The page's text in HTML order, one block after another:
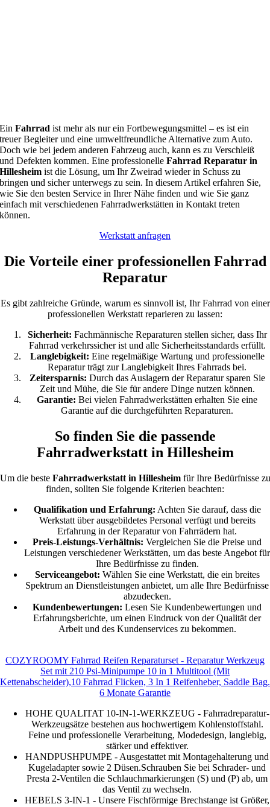
EinFahrrad ist mehr als nur ein Fortbewegungsmittel – es ist ein
treuer Begleiter und eine umweltfreundliche Alternative zum Auto.
Doch wie bei jedem anderen Fahrzeug auch, kann es zu Verschleiß
und Defekten kommen. Eine professionelleFahrrad Reparatur in
Hillesheim ist die Lösung, um Ihr Zweirad wieder in Schuss zu
bringen und sicher unterwegs zu sein. In diesem Artikel erfahren Sie,
wie Sie den besten Service in Ihrer Nähe finden und wie Sie ganz
einfach mit verschiedenen Fahrradwerkstätten in Kontakt treten
können.
Werkstatt anfragen
Die Vorteile einer professionellen Fahrrad
Reparatur
Es gibt zahlreiche Gründe, warum es sinnvoll ist, Ihr Fahrrad von einer
professionellen Werkstatt reparieren zu lassen:
Sicherheit: Fachmännische Reparaturen stellen sicher, dass Ihr
Fahrrad verkehrssicher ist und alle Sicherheitsstandards erfüllt.
Langlebigkeit: Eine regelmäßige Wartung und professionelle
Reparatur trägt zur Langlebigkeit Ihres Fahrrads bei.
Zeitersparnis: Durch das Auslagern der Reparatur sparen Sie
Zeit und Mühe, die Sie für andere Dinge nutzen können.
Garantie: Bei vielen Fahrradwerkstätten erhalten Sie eine
Garantie auf die durchgeführten Reparaturen.
So finden Sie die passende
Fahrradwerkstatt in Hillesheim
Um die beste Fahrradwerkstatt in Hillesheimfür Ihre Bedürfnisse zu
finden, sollten Sie folgende Kriterien beachten:
Qualifikation und Erfahrung: Achten Sie darauf, dass die
Werkstatt über ausgebildetes Personal verfügt und bereits
Erfahrung in der Reparatur von Fahrrädern hat.
Preis-Leistungs-Verhältnis: Vergleichen Sie die Preise und
Leistungen verschiedener Werkstätten, um das beste Angebot für
Ihre Bedürfnisse zu finden.
Serviceangebot: Wählen Sie eine Werkstatt, die ein breites
Spektrum an Dienstleistungen anbietet, um alle Ihre Bedürfnisse
abzudecken.
Kundenbewertungen: Lesen Sie Kundenbewertungen und
Erfahrungsberichte, um einen Eindruck von der Qualität der
Arbeit und des Kundenservices zu bekommen.
COZYROOMY Fahrrad Reifen Reparaturset - Reparatur Werkzeug
Set mit 210 Psi-Minipumpe 10 in 1 Multitool (Mit
Kettenabscheider),10 Fahrrad Flicken, 3 In 1 Reifenheber, Saddle Bag.
6 Monate Garantie
HOHE QUALITAT 10-IN-1-WERKZEUG - Fahrradreparatur-
Werkzeugsätze bestehen aus hochwertigem Kohlenstoffstahl.
Feine und professionelle Verarbeitung, Modedesign, langlebig,
stärker und effektiver.
HANDPUSHPUMPE - Ausgestattet mit Montagehalterung und
Kugeladapter sowie 2 Düsen.Schrauben Sie bei Schrader- und
Presta 2-Ventilen die Schlauchmarkierungen (S) und (P) ab, um
das Ventil zu wechseln.
HEBELS 3-IN-1 - Unsere Fischförmige Brechstange ist Größer,